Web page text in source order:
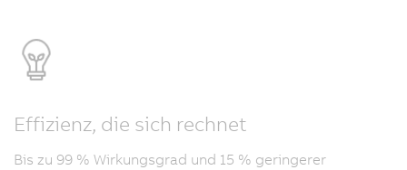
Effizienz, die sich rechnet
Bis zu 99 % Wirkungsgrad und 15 % geringerer